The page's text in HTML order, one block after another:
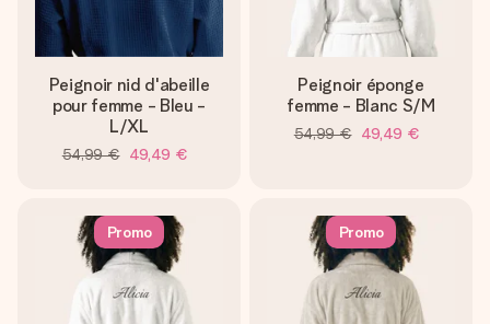
Peignoir nid d'abeille
pour femme - Bleu -
L/XL
54,99 € 49,49 €
Peignoir éponge
femme - Blanc S/M
54,99 € 49,49 €
Promo Promo